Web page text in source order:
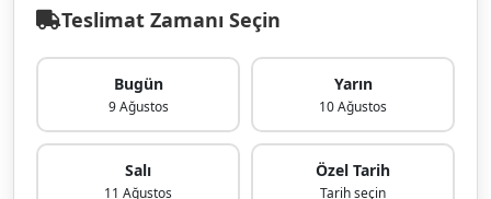
Teslimat Zamanı Seçin
Bugün
9 Ağustos
Yarın
10 Ağustos
Salı
11 Ağustos
Özel Tarih
Tarih seçin